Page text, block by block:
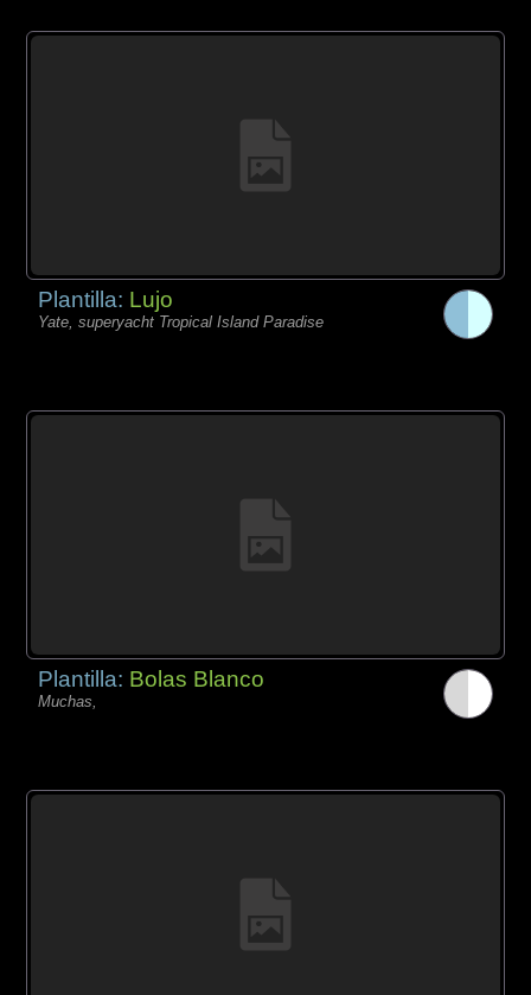
Plantilla: Lujo
Yate, superyacht Tropical Island Paradise
Plantilla: Bolas Blanco
Muchas,